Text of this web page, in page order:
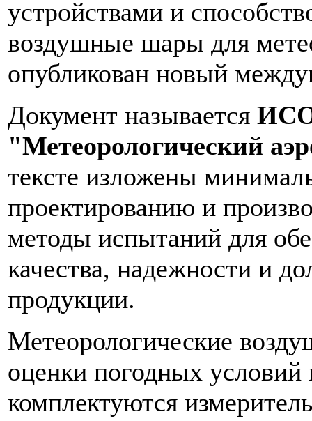
устройствами и
воздушные шары для
опубликован новый
Документ называется ИСО
"Метеорологический
тексте изложены
проектированию и
методы испытаний для
качества, надежности и
продукции.
Метеорологические
оценки погодных
комплектуются